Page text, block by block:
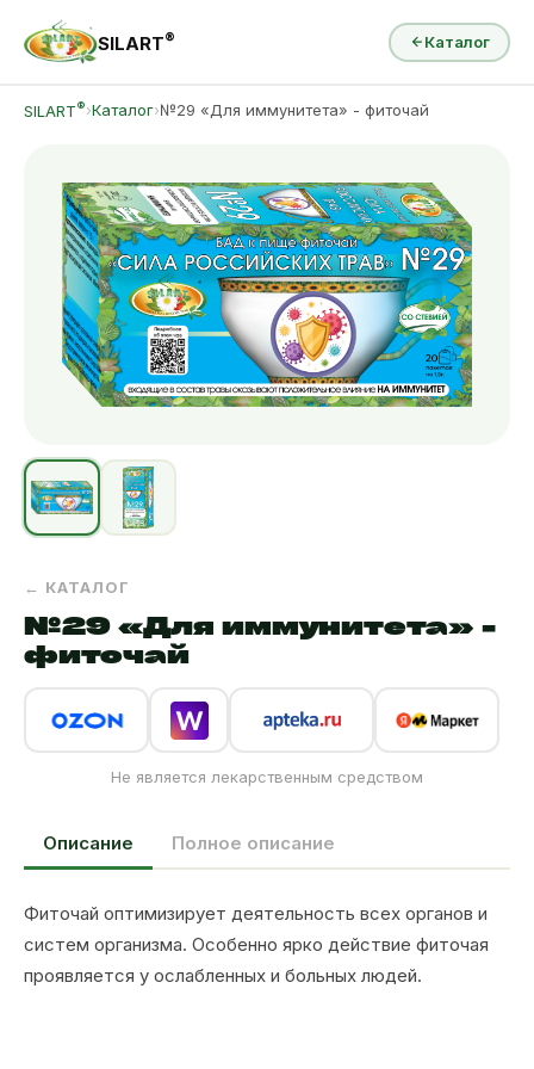
SILART® Каталог
SILART®›Каталог›№29 «Для иммунитета» - фиточай
← КАТАЛОГ
№29 «Для иммунитета» -
фиточай
Не является лекарственным средством
Описание Полное описание
Фиточай оптимизирует деятельность всех органов и
систем организма. Особенно ярко действие фиточая
проявляется у ослабленных и больных людей.